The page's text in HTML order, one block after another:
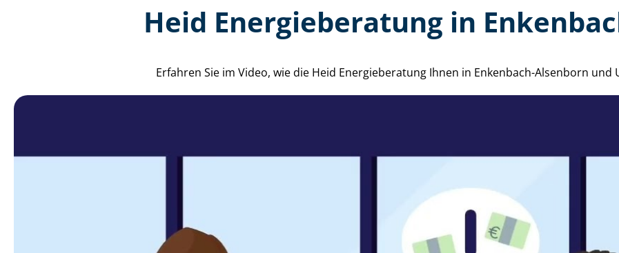
Heid Energieberatung in
Erfahren Sie im Video, wie die Heid Energieberatung Ihnen in Enkenbach-Alsenborn